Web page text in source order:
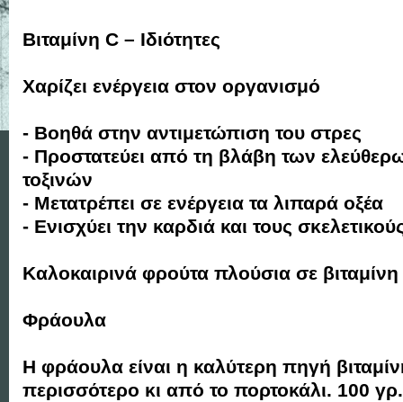
Βιταμίνη C – Ιδιότητες
Χαρίζει ενέργεια στον οργανισμό
- Βοηθά στην αντιμετώπιση του στρες
- Προστατεύει από τη βλάβη των
τοξινών
- Μετατρέπει σε ενέργεια τα λιπαρά οξέα
- Ενισχύει την καρδιά και τους
Καλοκαιρινά φρούτα πλούσια σε βιταμίνη
Φράουλα
Η φράουλα είναι η καλύτερη πηγή
περισσότερο κι από το πορτοκάλι. 100